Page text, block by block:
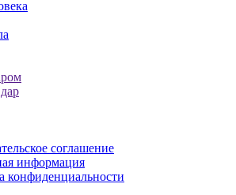
соглашение
информация
конфиденциальности